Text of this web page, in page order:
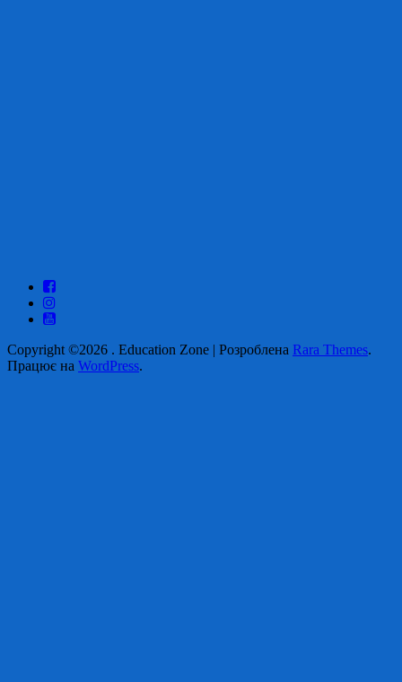
Copyright ©2026 . Education Zone | Розроблена Rara Themes.
Працює на WordPress.